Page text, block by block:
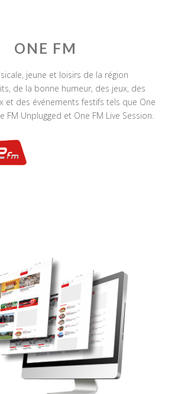
ONE FM
jeune et loisirs de la région
de la bonne humeur, des jeux, des
et des événements festifs tels que One
FM Unplugged et One FM Live Session.